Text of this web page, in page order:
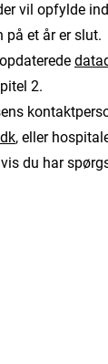
vil opfylde
et år er slut.
2.
, eller
du har